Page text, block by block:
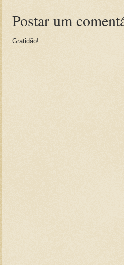
Postar um
Gratidão!